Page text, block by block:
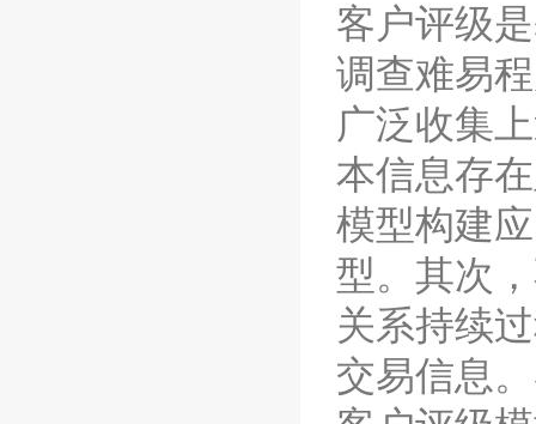
客户评级
调查难易
广泛收集
本信息存
模型构建
型。其次
关系持续
交易信息